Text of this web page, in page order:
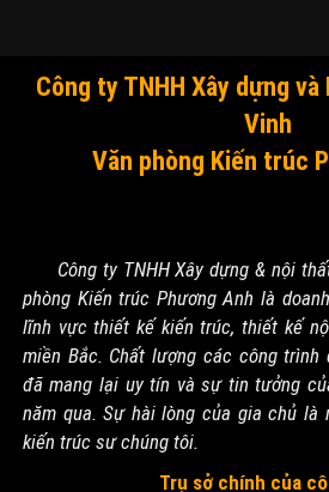
Công ty TNHH Xây dựng
Vinh
Văn phòng Kiến trúc
Công ty TNHH Xây dựng & nội
phòng Kiến trúc Phương Anh là
lĩnh vực thiết kế kiến trúc, thiết kế
miền Bắc. Chất lượng các công
đã mang lại uy tín và sự tin tưởng
năm qua. Sự hài lòng của gia chủ là
kiến trúc sư chúng tôi.
Trụ sở chính của